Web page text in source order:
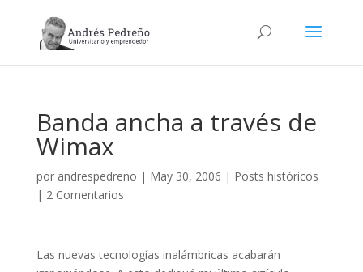
Banda ancha a través de
Wimax
por andrespedreno | May 30, 2006 | Posts históricos
| 2 Comentarios
Las nuevas tecnologías inalámbricas acabarán